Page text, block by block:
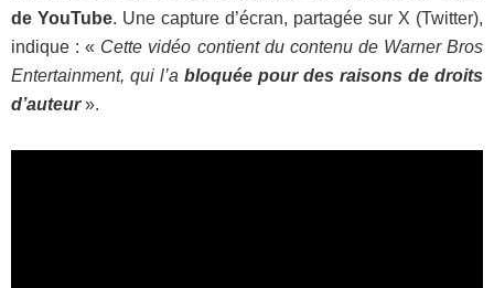
de YouTube. Une capture d’écran, partagée sur X (Twitter),
indique : « Cette vidéo contient du contenu de Warner Bros
Entertainment, qui l’a bloquée pour des raisons de droits
d’auteur ».